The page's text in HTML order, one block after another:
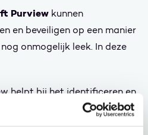
Purview kunnen
en beveiligen op een manier
onmogelijk leek. In deze
helpt bij het identificeren en
informatie.
grip houdt op de levensloop